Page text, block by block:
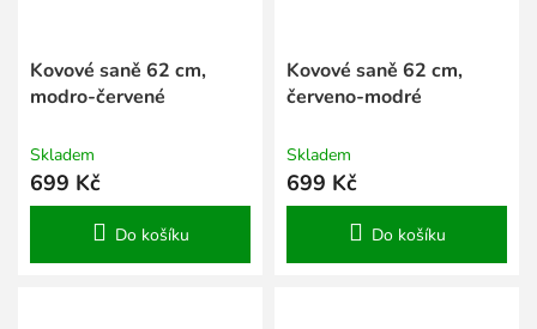
Kovové saně 62 cm,
modro-červené
Skladem
699 Kč
Do košíku
Kovové saně 62 cm,
červeno-modré
Skladem
699 Kč
Do košíku